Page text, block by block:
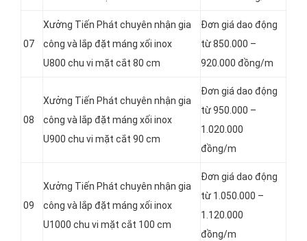
07
Xưởng Tiến Phát chuyên nhận gia
công và lắp đặt máng xối inox
U800 chu vi mặt cắt 80 cm
Đơn giá dao động
từ 850.000 –
920.000 đồng/m
08
Xưởng Tiến Phát chuyên nhận gia
công và lắp đặt máng xối inox
U900 chu vi mặt cắt 90 cm
Đơn giá dao động
từ 950.000 –
1.020.000
đồng/m
09
Xưởng Tiến Phát chuyên nhận gia
công và lắp đặt máng xối inox
U1000 chu vi mặt cắt 100 cm
Đơn giá dao động
từ 1.050.000 –
1.120.000
đồng/m